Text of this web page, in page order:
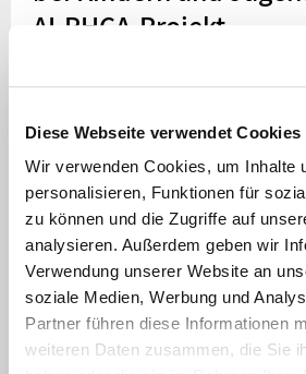
Diese Webseite verwendet Cookies
Wir verwenden Cookies, um Inhalte
personalisieren, Funktionen für
zu können und die Zugriffe auf
analysieren. Außerdem geben wir
Verwendung unserer Website an
soziale Medien, Werbung und
Partner führen diese Informationen
weiteren Daten zusammen, die Sie
AI-PHCA-Projekt
Das AI-PHCA-